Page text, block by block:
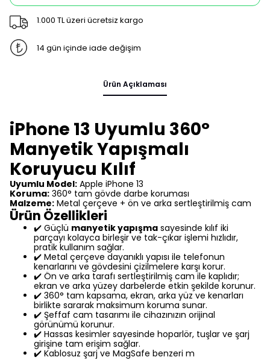
1.000 TL üzeri ücretsiz kargo
14 gün içinde iade değişim
Ürün Açıklaması
iPhone 13 Uyumlu 360°
Manyetik Yapışmalı
Koruyucu Kılıf
Uyumlu Model: Apple iPhone 13
Koruma: 360° tam gövde darbe koruması
Malzeme: Metal çerçeve + ön ve arka sertleştirilmiş cam
Ürün Özellikleri
✔️ Güçlü manyetik yapışma sayesinde kılıf iki
parçayı kolayca birleşir ve tak-çıkar işlemi hızlıdır,
pratik kullanım sağlar.
✔️ Metal çerçeve dayanıklı yapısı ile telefonun
kenarlarını ve gövdesini çizilmelere karşı korur.
✔️ Ön ve arka tarafı sertleştirilmiş cam ile kaplıdır;
ekran ve arka yüzey darbelerde etkin şekilde korunur.
✔️ 360° tam kapsama, ekran, arka yüz ve kenarları
birlikte sararak maksimum koruma sunar.
✔️ Şeffaf cam tasarımı ile cihazınızın orijinal
görünümü korunur.
✔️ Hassas kesimler sayesinde hoparlör, tuşlar ve şarj
girişine tam erişim sağlar.
✔️ Kablosuz şarj ve MagSafe benzeri m